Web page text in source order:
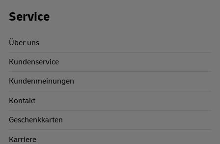
Footer Links
Service
Über uns
Kundenservice
Kundenmeinungen
Kontakt
Geschenkkarten
Karriere